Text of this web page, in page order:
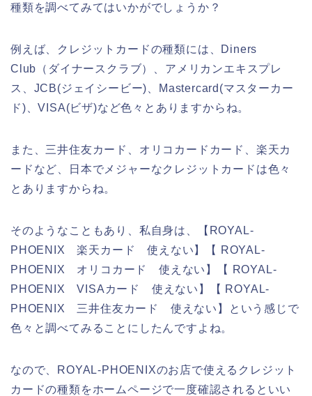
種類を調べてみてはいかがでしょうか？
例えば、クレジットカードの種類には、Diners
Club（ダイナースクラブ）、アメリカンエキスプレ
ス、JCB(ジェイシービー)、Mastercard(マスターカー
ド)、VISA(ビザ)など色々とありますからね。
また、三井住友カード、オリコカードカード、楽天カ
ードなど、日本でメジャーなクレジットカードは色々
とありますからね。
そのようなこともあり、私自身は、【ROYAL-
PHOENIX 楽天カード 使えない】【 ROYAL-
PHOENIX オリコカード 使えない】【 ROYAL-
PHOENIX VISAカード 使えない】【 ROYAL-
PHOENIX 三井住友カード 使えない】という感じで
色々と調べてみることにしたんですよね。
なので、ROYAL-PHOENIXのお店で使えるクレジット
カードの種類をホームページで一度確認されるといい